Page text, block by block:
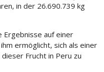
in der 26.690.739 kg
Ergebnisse auf einer
ermöglicht, sich als einer
Frucht in Peru zu